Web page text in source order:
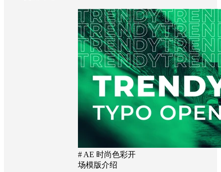
# AE 时尚色彩开
场模版介绍